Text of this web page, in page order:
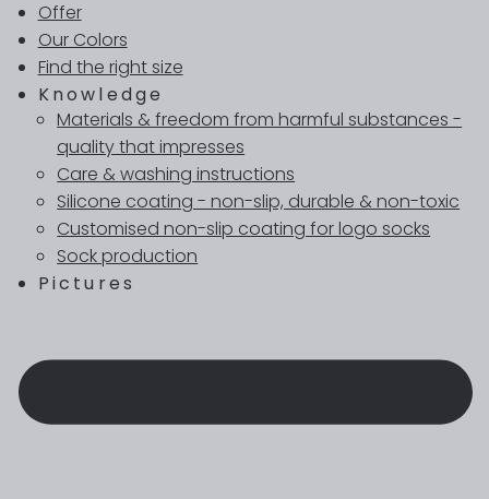
Offer
Our Colors
Find the right size
Knowledge
Materials & freedom from harmful substances -
quality that impresses
Care & washing instructions
Silicone coating - non-slip, durable & non-toxic
Customised non-slip coating for logo socks
Sock production
Pictures